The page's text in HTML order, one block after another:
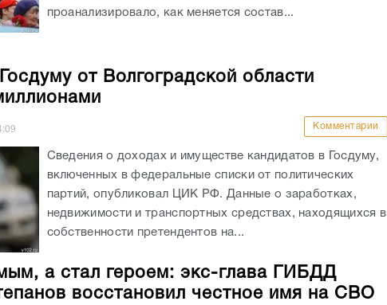
проанализировало, как меняется состав...
от Волгоградской области
Комментарии
Сведения о доходах и имуществе кандидатов в Госдуму,
включенных в федеральные списки от политических
партий, опубликовал ЦИК РФ. Данные о заработках,
недвижимости и транспортных средствах, находящихся в
собственности претендентов на...
а стал героем: экс-глава ГИБДД
восстановил честное имя на СВО